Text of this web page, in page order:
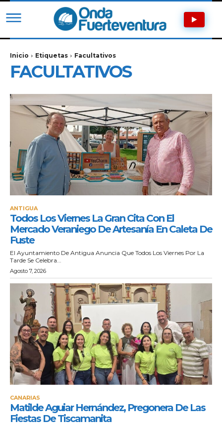
Inicio Etiquetas Facultativos
FACULTATIVOS
ANTIGUA
Todos Los Viernes La Gran Cita Con El
Mercado Veraniego De Artesanía En Caleta De
Fuste
El Ayuntamiento De Antigua Anuncia Que Todos Los Viernes Por La
Tarde Se Celebra...
Agosto 7, 2026
CANARIAS
Matilde Aguiar Hernández, Pregonera De Las
Fiestas De Tiscamanita